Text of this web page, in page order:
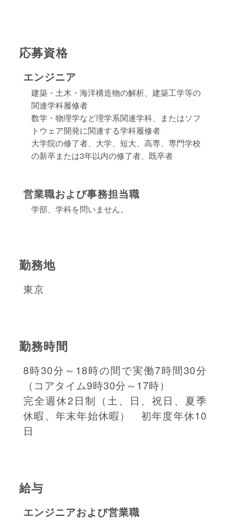
応募資格
エンジニア
建築・土木・海洋構造物の解析、建築工学等の
関連学科履修者
数学・物理学など理学系関連学科、またはソフ
トウェア開発に関連する学科履修者
大学院の修了者、大学、短大、高専、専門学校
の新卒または3年以内の修了者、既卒者
営業職および事務担当職
学部、学科を問いません。
勤務地
東京
勤務時間
8時30分～18時の間で実働7時間30分
（コアタイム9時30分～17時）
完全週休2日制（土、日、祝日、夏季
休暇、年末年始休暇） 初年度年休10
日
給与
エンジニアおよび営業職